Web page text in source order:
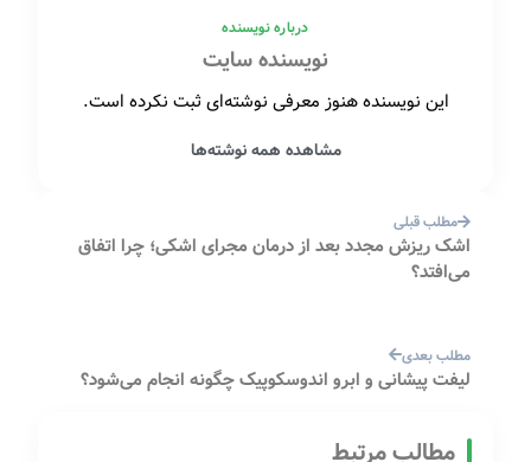
درباره نویسنده
نویسنده سایت
این نویسنده هنوز معرفی نوشته‌ای ثبت نکرده است.
مشاهده همه نوشته‌ها
مطلب قبلی
اشک ریزش مجدد بعد از درمان مجرای اشکی؛ چرا اتفاق
می‌افتد؟
مطلب بعدی
لیفت پیشانی و ابرو اندوسکوپیک چگونه انجام می‌شود؟
مطالب مرتبط